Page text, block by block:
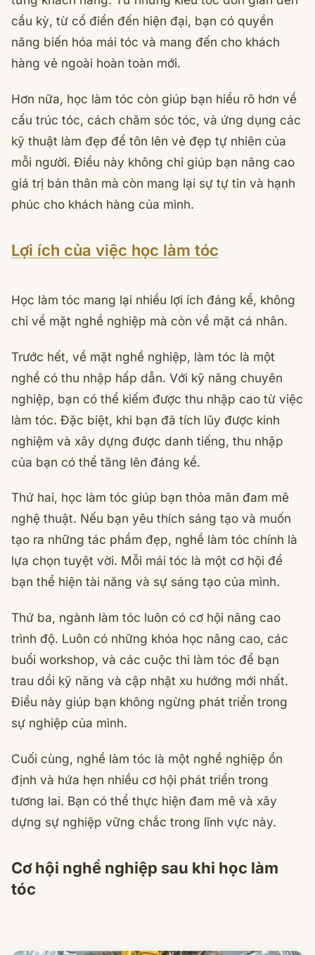
cầu kỳ, từ cổ điển đến hiện đại, bạn có quyền
năng biến hóa mái tóc và mang đến cho khách
hàng vẻ ngoài hoàn toàn mới.
Hơn nữa, học làm tóc còn giúp bạn hiểu rõ hơn về
cấu trúc tóc, cách chăm sóc tóc, và ứng dụng các
kỹ thuật làm đẹp để tôn lên vẻ đẹp tự nhiên của
mỗi người. Điều này không chỉ giúp bạn nâng cao
giá trị bản thân mà còn mang lại sự tự tin và hạnh
phúc cho khách hàng của mình.
Lợi ích của việc học làm tóc
Học làm tóc mang lại nhiều lợi ích đáng kể, không
chỉ về mặt nghề nghiệp mà còn về mặt cá nhân.
Trước hết, về mặt nghề nghiệp, làm tóc là một
nghề có thu nhập hấp dẫn. Với kỹ năng chuyên
nghiệp, bạn có thể kiếm được thu nhập cao từ việc
làm tóc. Đặc biệt, khi bạn đã tích lũy được kinh
nghiệm và xây dựng được danh tiếng, thu nhập
của bạn có thể tăng lên đáng kể.
Thứ hai, học làm tóc giúp bạn thỏa mãn đam mê
nghệ thuật. Nếu bạn yêu thích sáng tạo và muốn
tạo ra những tác phẩm đẹp, nghề làm tóc chính là
lựa chọn tuyệt vời. Mỗi mái tóc là một cơ hội để
bạn thể hiện tài năng và sự sáng tạo của mình.
Thứ ba, ngành làm tóc luôn có cơ hội nâng cao
trình độ. Luôn có những khóa học nâng cao, các
buổi workshop, và các cuộc thi làm tóc để bạn
trau dồi kỹ năng và cập nhật xu hướng mới nhất.
Điều này giúp bạn không ngừng phát triển trong
sự nghiệp của mình.
Cuối cùng, nghề làm tóc là một nghề nghiệp ổn
định và hứa hẹn nhiều cơ hội phát triển trong
tương lai. Bạn có thể thực hiện đam mê và xây
dựng sự nghiệp vững chắc trong lĩnh vực này.
Cơ hội nghề nghiệp sau khi học làm
tóc